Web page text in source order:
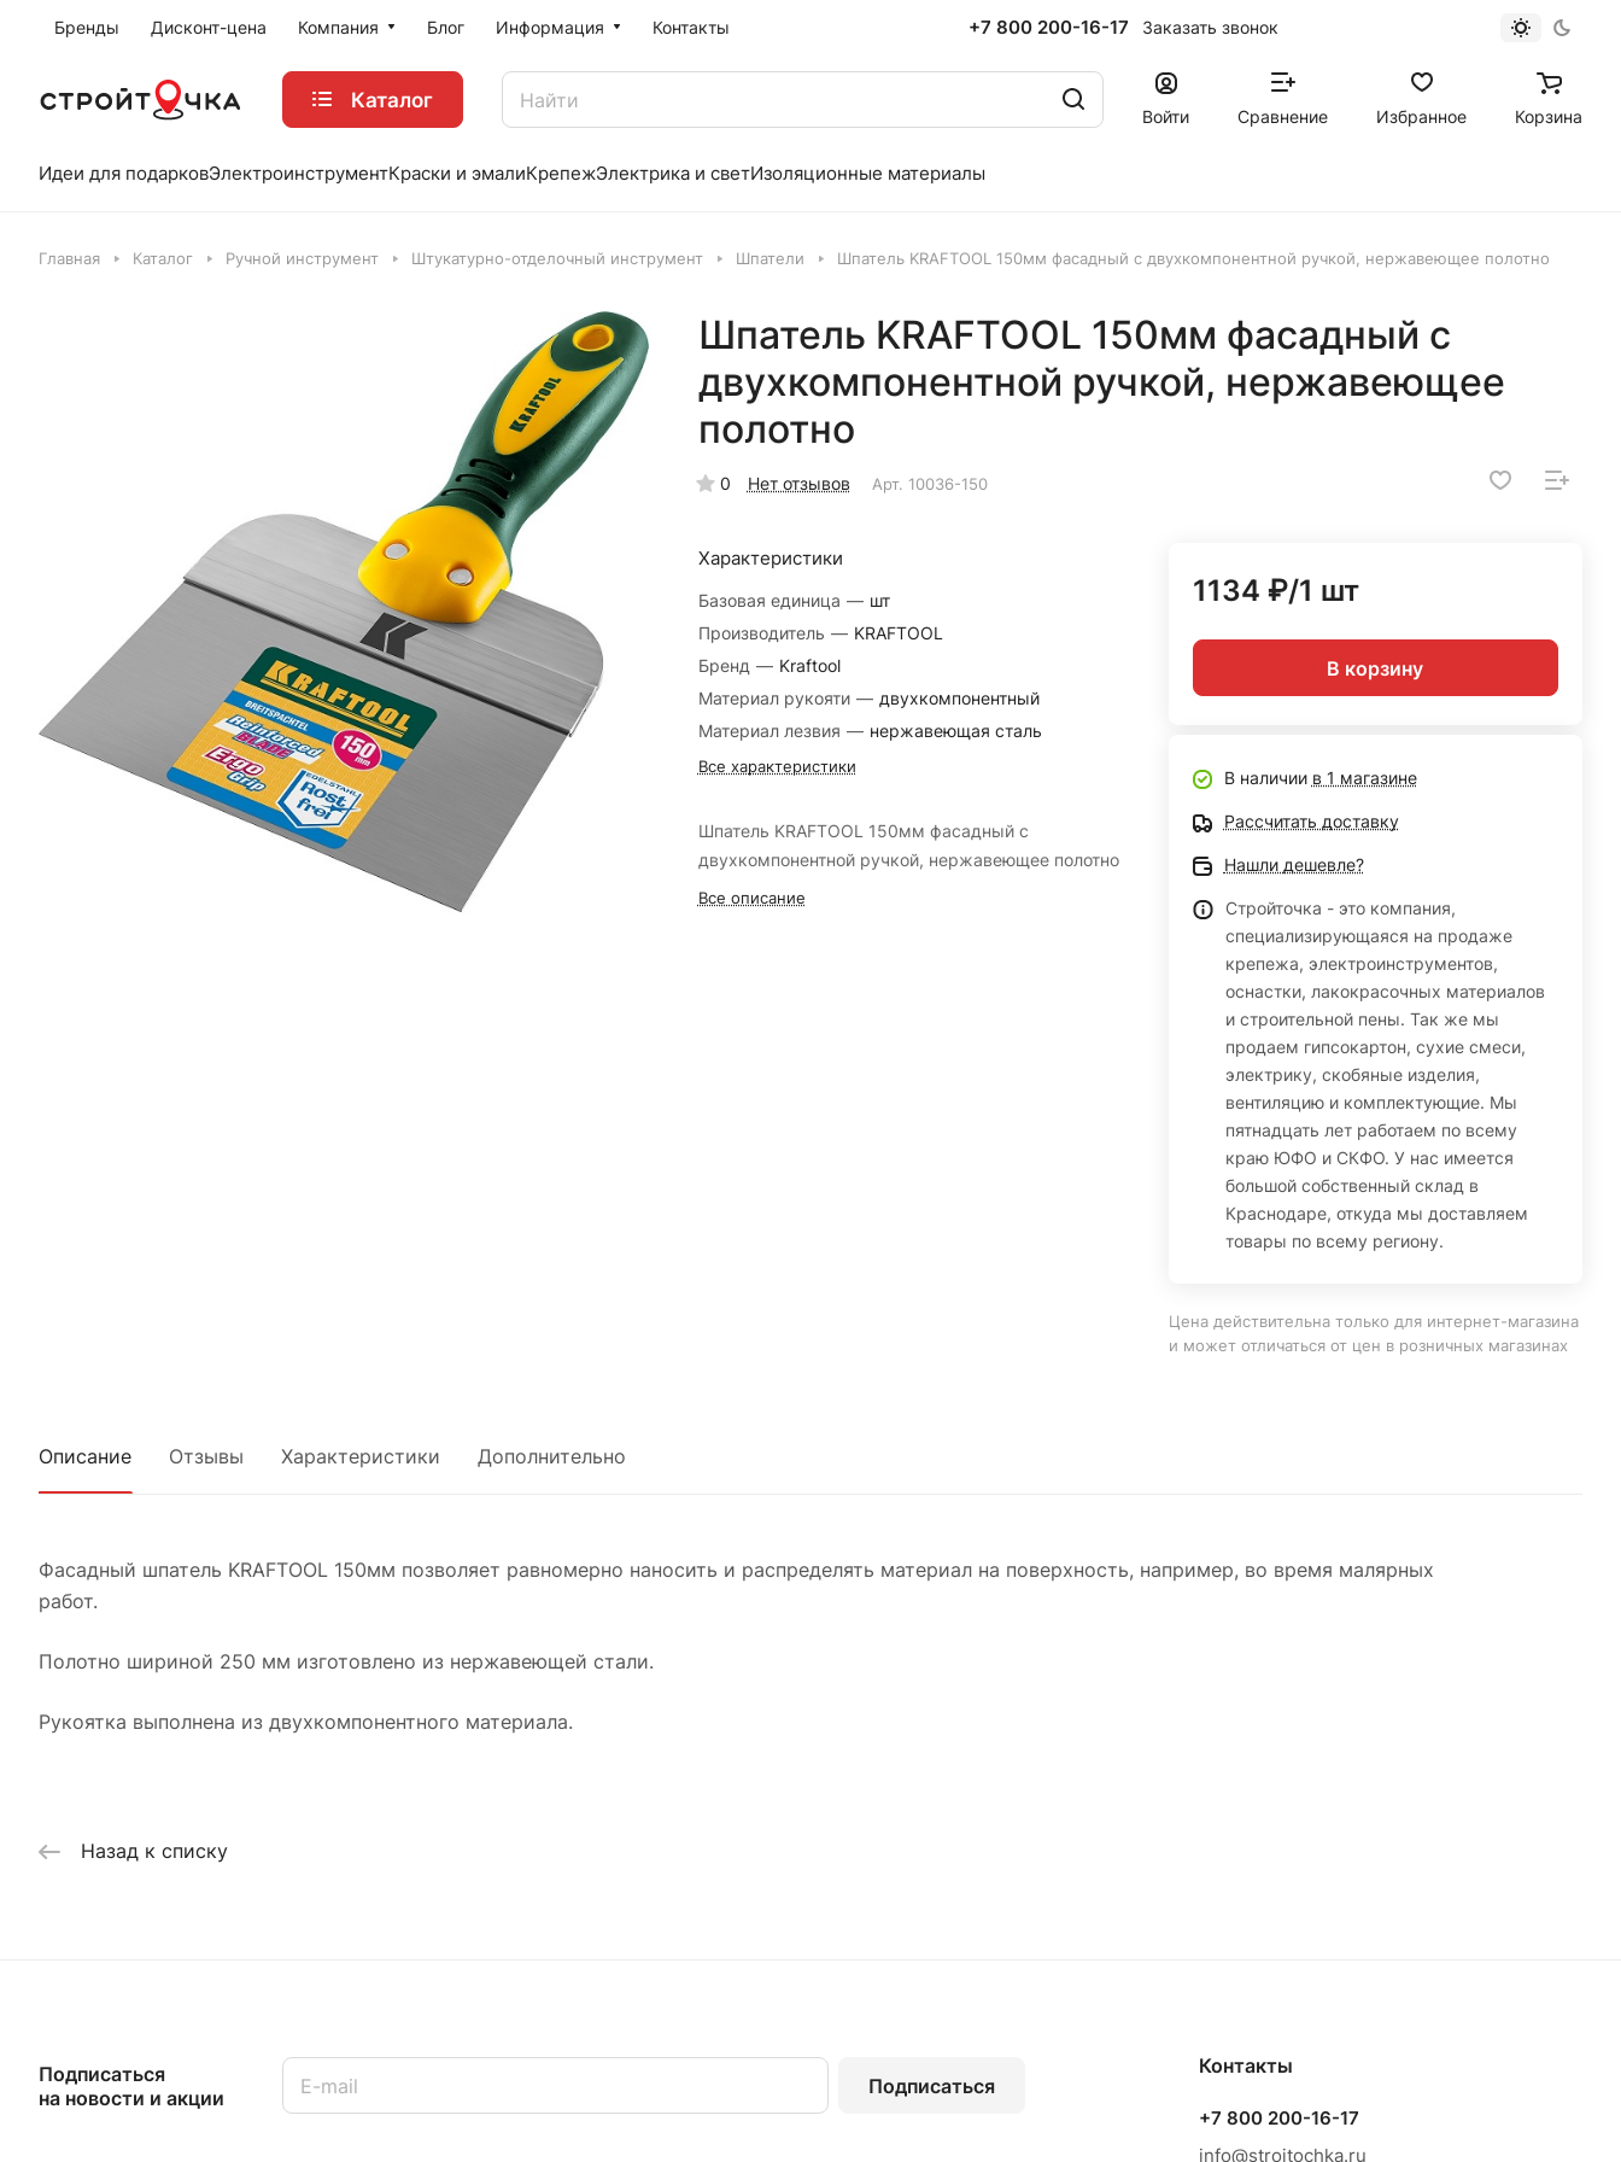
Бренды Дисконт-цена Компания Блог Информация Контакты +7 800 200-16-17 Заказать звонок
Каталог
Войти Сравнение Избранное Корзина
Идеи для подарковЭлектроинструментКраски и эмалиКрепежЭлектрика и светИзоляционные материалы
Главная Каталог Ручной инструмент Штукатурно-отделочный инструмент Шпатели Шпатель KRAFTOOL 150мм фасадный с двухкомпонентной ручкой, нержавеющее полотно
Шпатель KRAFTOOL 150мм фасадный с
двухкомпонентной ручкой, нержавеющее
полотно
0 Нет отзывов Арт. 10036-150
Характеристики
Базовая единица — шт
Производитель — KRAFTOOL
Бренд — Kraftool
Материал рукояти — двухкомпонентный
Материал лезвия — нержавеющая сталь
Все характеристики
Шпатель KRAFTOOL 150мм фасадный с
двухкомпонентной ручкой, нержавеющее полотно
Все описание
1134 ₽/1 шт
В корзину
В наличии в 1 магазине
Рассчитать доставку
Нашли дешевле?
Стройточка - это компания,
специализирующаяся на продаже
крепежа, электроинструментов,
оснастки, лакокрасочных материалов
и строительной пены. Так же мы
продаем гипсокартон, сухие смеси,
электрику, скобяные изделия,
вентиляцию и комплектующие. Мы
пятнадцать лет работаем по всему
краю ЮФО и СКФО. У нас имеется
большой собственный склад в
Краснодаре, откуда мы доставляем
товары по всему региону.
Цена действительна только для интернет-магазина
и может отличаться от цен в розничных магазинах
Описание Отзывы Характеристики Дополнительно
Фасадный шпатель KRAFTOOL 150мм позволяет равномерно наносить и распределять материал на поверхность, например, во время малярных
работ.
Полотно шириной 250 мм изготовлено из нержавеющей стали.
Рукоятка выполнена из двухкомпонентного материала.
Назад к списку
Подписаться
на новости и акции
Подписаться
Контакты
+7 800 200-16-17
info@stroitochka.ru